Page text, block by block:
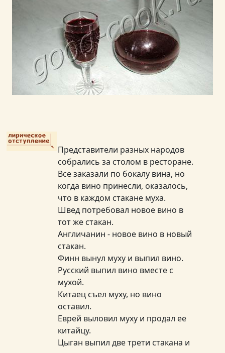
Представители разных народов
собрались за столом в ресторане.
Все заказали по бокалу вина, но
когда вино принесли, оказалось,
что в каждом стакане муха.
Швед потребовал новое вино в
тот же стакан.
Англичанин - новое вино в новый
стакан.
Финн вынул муху и выпил вино.
Русский выпил вино вместе с
мухой.
Китаец съел муху, но вино
оставил.
Еврей выловил муху и продал ее
китайцу.
Цыган выпил две трети стакана и